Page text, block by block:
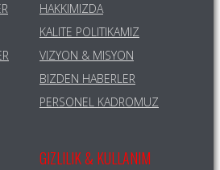
HAKKIMIZDA
KALITE POLITIKAMIZ
VIZYON & MISYON
BIZDEN HABERLER
PERSONEL KADROMUZ
GIZLILIK & KULLANIM